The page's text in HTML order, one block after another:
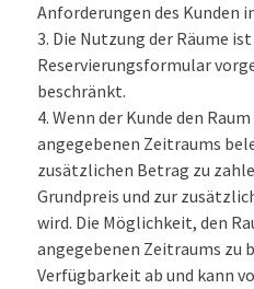
Anforderungen des Kunden
Die Nutzung der Räume
Reservierungsformular
beschränkt.
Wenn der Kunde den
angegebenen Zeitraums
zusätzlichen Betrag zu
Grundpreis und zur
wird. Die Möglichkeit, den
angegebenen Zeitraums zu
Verfügbarkeit ab und kann